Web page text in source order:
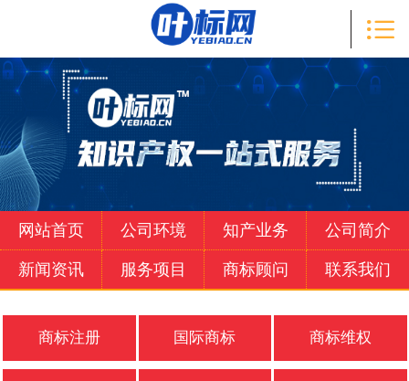
知产业务
新闻资讯
服务项目
商标顾问

网站首页 公司环境 知产业务 公司简介
新闻资讯 服务项目 商标顾问 联系我们
商标注册 国际商标 商标维权